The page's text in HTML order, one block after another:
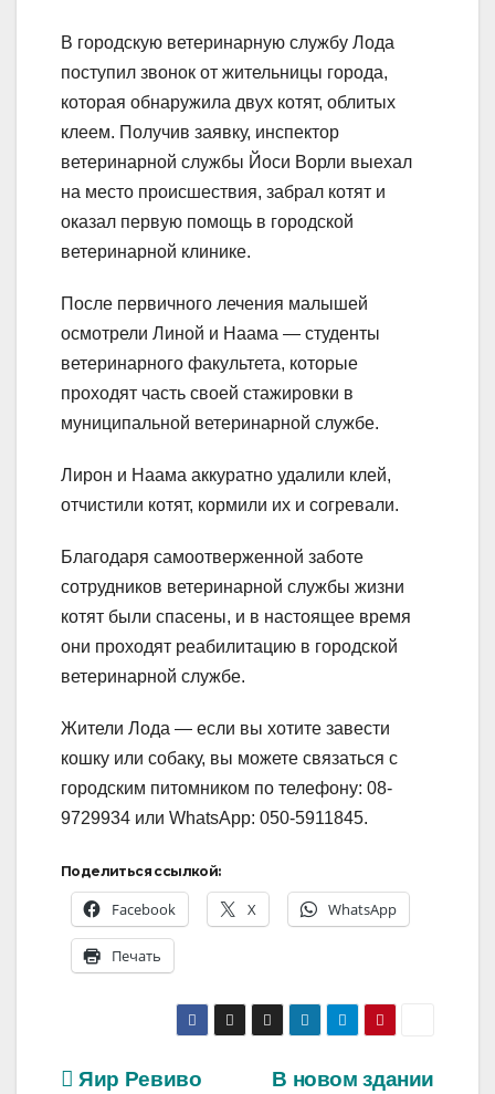
В городскую ветеринарную службу Лода
поступил звонок от жительницы города,
которая обнаружила двух котят, облитых
клеем. Получив заявку, инспектор
ветеринарной службы Йоси Ворли выехал
на место происшествия, забрал котят и
оказал первую помощь в городской
ветеринарной клинике.
После первичного лечения малышей
осмотрели Линой и Наама — студенты
ветеринарного факультета, которые
проходят часть своей стажировки в
муниципальной ветеринарной службе.
Лирон и Наама аккуратно удалили клей,
отчистили котят, кормили их и согревали.
Благодаря самоотверженной заботе
сотрудников ветеринарной службы жизни
котят были спасены, и в настоящее время
они проходят реабилитацию в городской
ветеринарной службе.
Жители Лода — если вы хотите завести
кошку или собаку, вы можете связаться с
городским питомником по телефону: 08-
9729934 или WhatsApp: 050-5911845.
Поделиться ссылкой:
Facebook X WhatsApp
Печать
В новом здании
Яир Ревиво